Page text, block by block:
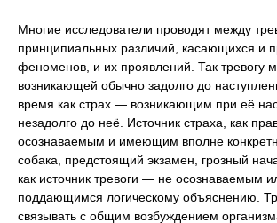
Многие исследователи проводят между
принципиальных различий, касающихся и
феноменов, и их проявлений. Так тревогу
возникающей обычно задолго до
время как страх — возникающим при её
незадолго до неё. Источник страха, как
осознаваемым и имеющим вполне
собака, предстоящий экзамен, грозный
как источник тревоги — не осознаваемым
поддающимся логическому объяснению.
связывать с общим возбуждением